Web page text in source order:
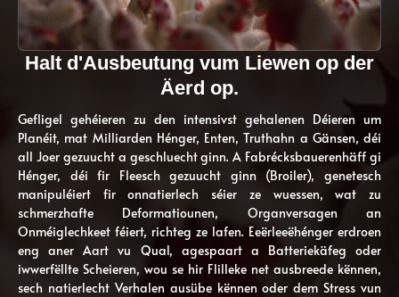
Halt d'Ausbeutung vum Liewen op der
Äerd op.
Gefligel gehéieren zu den intensivst gehalenen Déieren um
Planéit, mat Milliarden Hénger, Enten, Truthahn a Gänsen, déi
all Joer gezuucht a geschluecht ginn. A Fabrécksbauerenhäff gi
Hénger, déi fir Fleesch gezuucht ginn (Broiler), genetesch
manipuléiert fir onnatierlech séier ze wuessen, wat zu
schmerzhafte Deformatiounen, Organversagen an
Onméiglechkeet féiert, richteg ze lafen. Eeërleeëhénger erdroen
eng aner Aart vu Qual, agespaart a Batteriekäfeg oder
iwwerfëllte Scheieren, wou se hir Flilleke net ausbreede kënnen,
sech natierlecht Verhalen ausübe kënnen oder dem Stress vun